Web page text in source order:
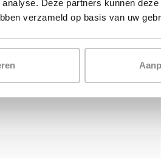
Deze partners kunnen
verzameld op basis van uw